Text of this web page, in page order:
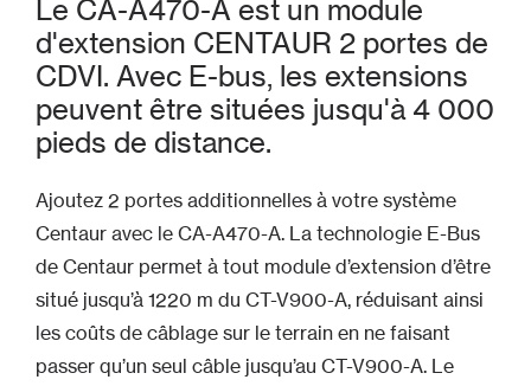
Le CA-A470-A est un module
d'extension CENTAUR 2 portes de
CDVI. Avec E-bus, les extensions
peuvent être situées jusqu'à 4 000
pieds de distance.
Ajoutez 2 portes additionnelles à votre système
Centaur avec le CA-A470-A. La technologie E-Bus
de Centaur permet à tout module d’extension d’être
situé jusqu’à 1220 m du CT-V900-A, réduisant ainsi
les coûts de câblage sur le terrain en ne faisant
passer qu’un seul câble jusqu’au CT-V900-A. Le